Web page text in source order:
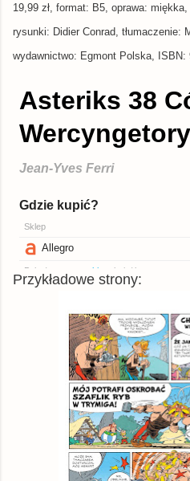
19,99 zł, format: B5, oprawa:
rysunki: Didier Conrad, tłumaczenie:
wydawnictwo: Egmont Polska, ISBN:
Przykładowe strony: